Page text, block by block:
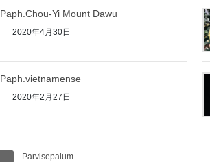
Paph.Chou-Yi Mount Dawu
2020年4月30日
Paph.vietnamense
2020年2月27日
Parvisepalum